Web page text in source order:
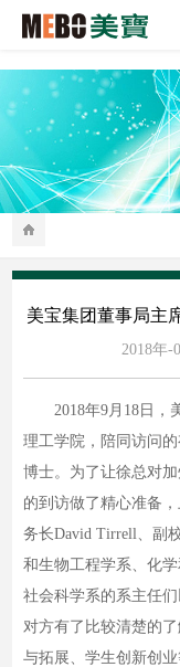
美宝集团董事局主
2018年-
2018年9月18日，美
理工学院，陪同访问
博士。为了让徐总对
的到访做了精心准备
务长David Tirrell、副
和生物工程学系、化
社会科学系的系主任
对方有了比较清楚的
与拓展、学生创新创